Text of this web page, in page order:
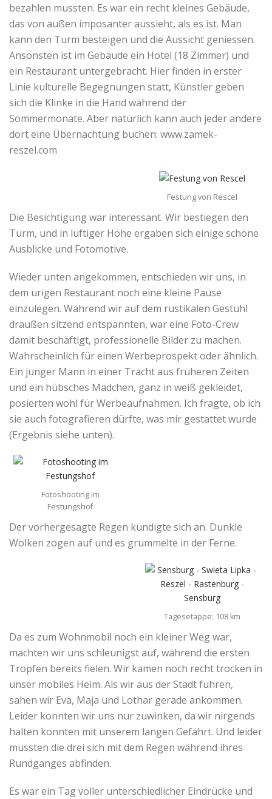
bezahlen mussten. Es war ein recht kleines Gebäude,
das von außen imposanter aussieht, als es ist. Man
kann den Turm besteigen und die Aussicht geniessen.
Ansonsten ist im Gebäude ein Hotel (18 Zimmer) und
ein Restaurant untergebracht. Hier finden in erster
Linie kulturelle Begegnungen statt, Künstler geben
sich die Klinke in die Hand während der
Sommermonate. Aber natürlich kann auch jeder andere
dort eine Übernachtung buchen: www.zamek-
reszel.com
Festung von Rescel
Die Besichtigung war interessant. Wir bestiegen den
Turm, und in luftiger Höhe ergaben sich einige schöne
Ausblicke und Fotomotive.
Wieder unten angekommen, entschieden wir uns, in
dem urigen Restaurant noch eine kleine Pause
einzulegen. Während wir auf dem rustikalen Gestühl
draußen sitzend entspannten, war eine Foto-Crew
damit beschäftigt, professionelle Bilder zu machen.
Wahrscheinlich für einen Werbeprospekt oder ähnlich.
Ein junger Mann in einer Tracht aus früheren Zeiten
und ein hübsches Mädchen, ganz in weiß gekleidet,
posierten wohl für Werbeaufnahmen. Ich fragte, ob ich
sie auch fotografieren dürfte, was mir gestattet wurde
(Ergebnis siehe unten).
Fotoshooting im
Festungshof
Der vorhergesagte Regen kündigte sich an. Dunkle
Wolken zogen auf und es grummelte in der Ferne.
Tagesetappe: 108 km
Da es zum Wohnmobil noch ein kleiner Weg war,
machten wir uns schleunigst auf, während die ersten
Tropfen bereits fielen. Wir kamen noch recht trocken in
unser mobiles Heim. Als wir aus der Stadt fuhren,
sahen wir Eva, Maja und Lothar gerade ankommen.
Leider konnten wir uns nur zuwinken, da wir nirgends
halten konnten mit unserem langen Gefährt. Und leider
mussten die drei sich mit dem Regen während ihres
Rundganges abfinden.
Es war ein Tag voller unterschiedlicher Eindrücke und